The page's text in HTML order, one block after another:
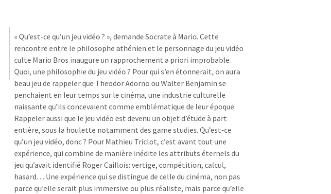
« Qu’est-ce qu’un jeu vidéo ? », demande Socrate à Mario. Cette
rencontre entre le philosophe athénien et le personnage du jeu vidéo
culte Mario Bros inaugure un rapprochement a priori improbable.
Quoi, une philosophie du jeu vidéo ? Pour qui s’en étonnerait, on aura
beau jeu de rappeler que Theodor Adorno ou Walter Benjamin se
penchaient en leur temps sur le cinéma, une industrie culturelle
naissante qu’ils concevaient comme emblématique de leur époque.
Rappeler aussi que le jeu vidéo est devenu un objet d’étude à part
entière, sous la houlette notamment des game studies. Qu’est-ce
qu’un jeu vidéo, donc ? Pour Mathieu Triclot, c’est avant tout une
expérience, qui combine de manière inédite les attributs éternels du
jeu qu’avait identifié Roger Caillois: vertige, compétition, calcul,
hasard… Une expérience qui se distingue de celle du cinéma, non pas
parce qu’elle serait plus immersive ou plus réaliste, mais parce qu’elle